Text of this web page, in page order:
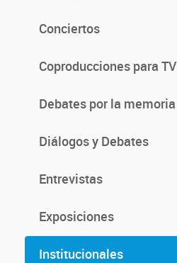
Conciertos
Coproducciones para TV
Debates por la memoria
Diálogos y Debates
Entrevistas
Exposiciones
Institucionales